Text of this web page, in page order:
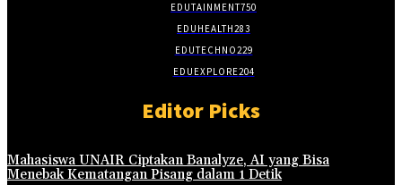
EDUTAINMENT750
EDUHEALTH283
EDUTECHNO229
EDUEXPLORE204
Editor Picks
Mahasiswa UNAIR Ciptakan Banalyze, AI yang Bisa
Menebak Kematangan Pisang dalam 1 Detik